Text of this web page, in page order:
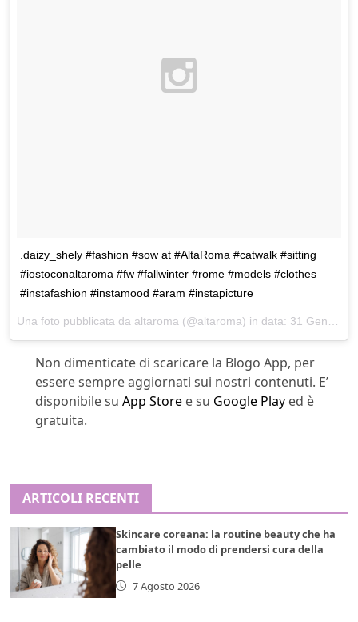
.daizy_shely #fashion #sow at #AltaRoma #catwalk #sitting
#iostoconaltaroma #fw #fallwinter #rome #models #clothes
#instafashion #instamood #aram #instapicture
Una foto pubblicata da altaroma (@altaroma) in data: 31 Gen 2015 alle ore 10:31 PST
Non dimenticate di scaricare la Blogo App, per
essere sempre aggiornati sui nostri contenuti. E’
disponibile su App Store e su Google Play ed è
gratuita.
ARTICOLI RECENTI
Skincare coreana: la routine beauty che ha
cambiato il modo di prendersi cura della
pelle
7 Agosto 2026